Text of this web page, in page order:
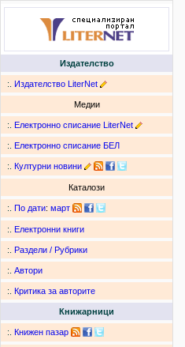
Издателство
:. Издателство LiterNet
Медии
:. Електронно списание LiterNet
:. Електронно списание БЕЛ
:. Културни новини
Каталози
:. По дати: март
:. Електронни книги
:. Раздели / Рубрики
:. Автори
:. Критика за авторите
Книжарници
:. Книжен пазар